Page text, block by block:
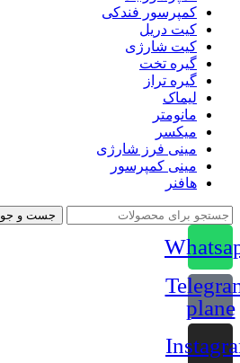
کمپرسور فندکی
کیت دریل
کیت شارژی
گیره تخت
گیره تراز
لیماک
مانومتر
میکسر
مینی فرز شارژی
مینی کمپرسور
هافنر
جست و جو
plane